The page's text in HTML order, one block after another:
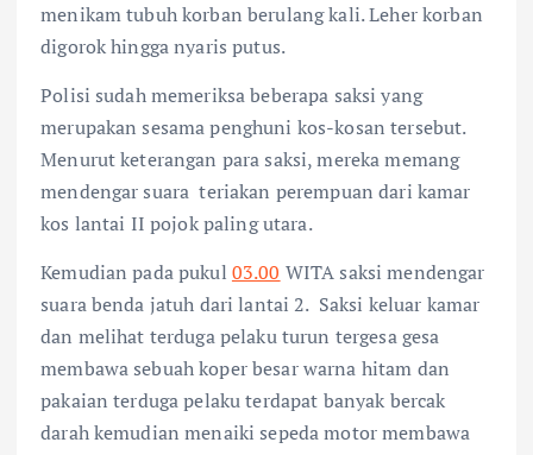
menikam tubuh korban berulang kali. Leher korban
digorok hingga nyaris putus.
Polisi sudah memeriksa beberapa saksi yang
merupakan sesama penghuni kos-kosan tersebut.
Menurut keterangan para saksi, mereka memang
mendengar suara teriakan perempuan dari kamar
kos lantai II pojok paling utara.
Kemudian pada pukul 03.00 WITA saksi mendengar
suara benda jatuh dari lantai 2. Saksi keluar kamar
dan melihat terduga pelaku turun tergesa gesa
membawa sebuah koper besar warna hitam dan
pakaian terduga pelaku terdapat banyak bercak
darah kemudian menaiki sepeda motor membawa